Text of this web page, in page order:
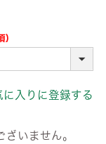
に入りに登録する
いません。